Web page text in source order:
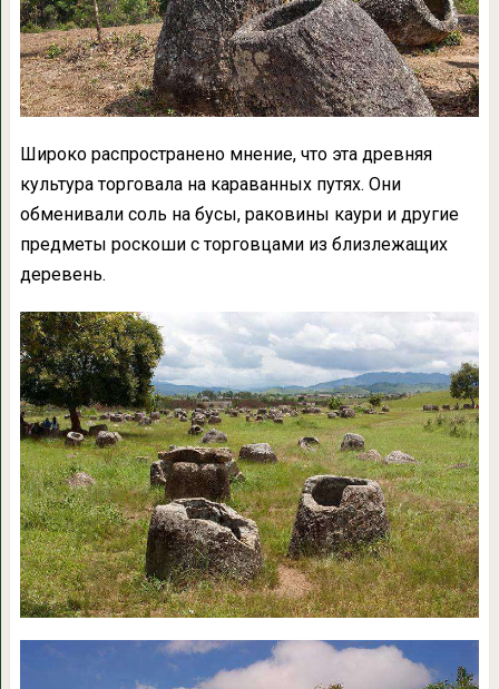
Широко распространено мнение, что эта древняя
культура торговала на караванных путях. Они
обменивали соль на бусы, раковины каури и другие
предметы роскоши с торговцами из близлежащих
деревень.